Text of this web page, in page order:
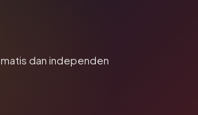
dan independen